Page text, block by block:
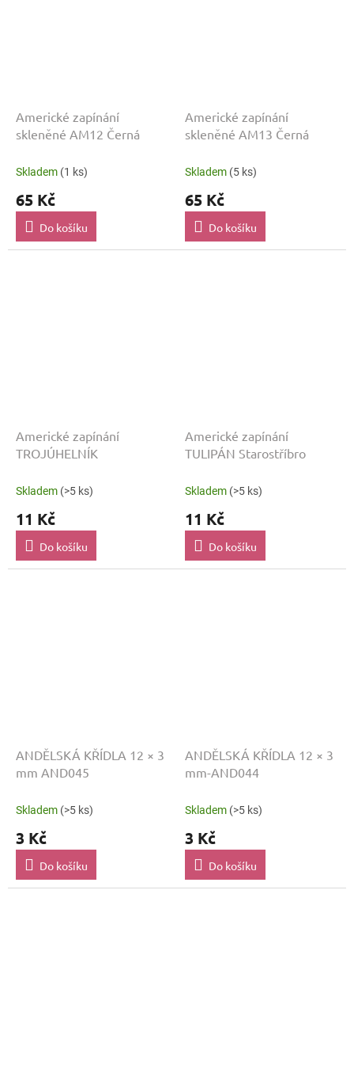
Americké zapínání
skleněné AM12 Černá
Skladem (1 ks)
65 Kč
Do košíku
Americké zapínání
skleněné AM13 Černá
Skladem (5 ks)
65 Kč
Do košíku
Americké zapínání
TROJÚHELNÍK
Skladem (>5 ks)
11 Kč
Do košíku
Americké zapínání
TULIPÁN Starostříbro
Skladem (>5 ks)
11 Kč
Do košíku
ANDĚLSKÁ KŘÍDLA 12 × 3
mm AND045
Skladem (>5 ks)
3 Kč
Do košíku
ANDĚLSKÁ KŘÍDLA 12 × 3
mm-AND044
Skladem (>5 ks)
3 Kč
Do košíku